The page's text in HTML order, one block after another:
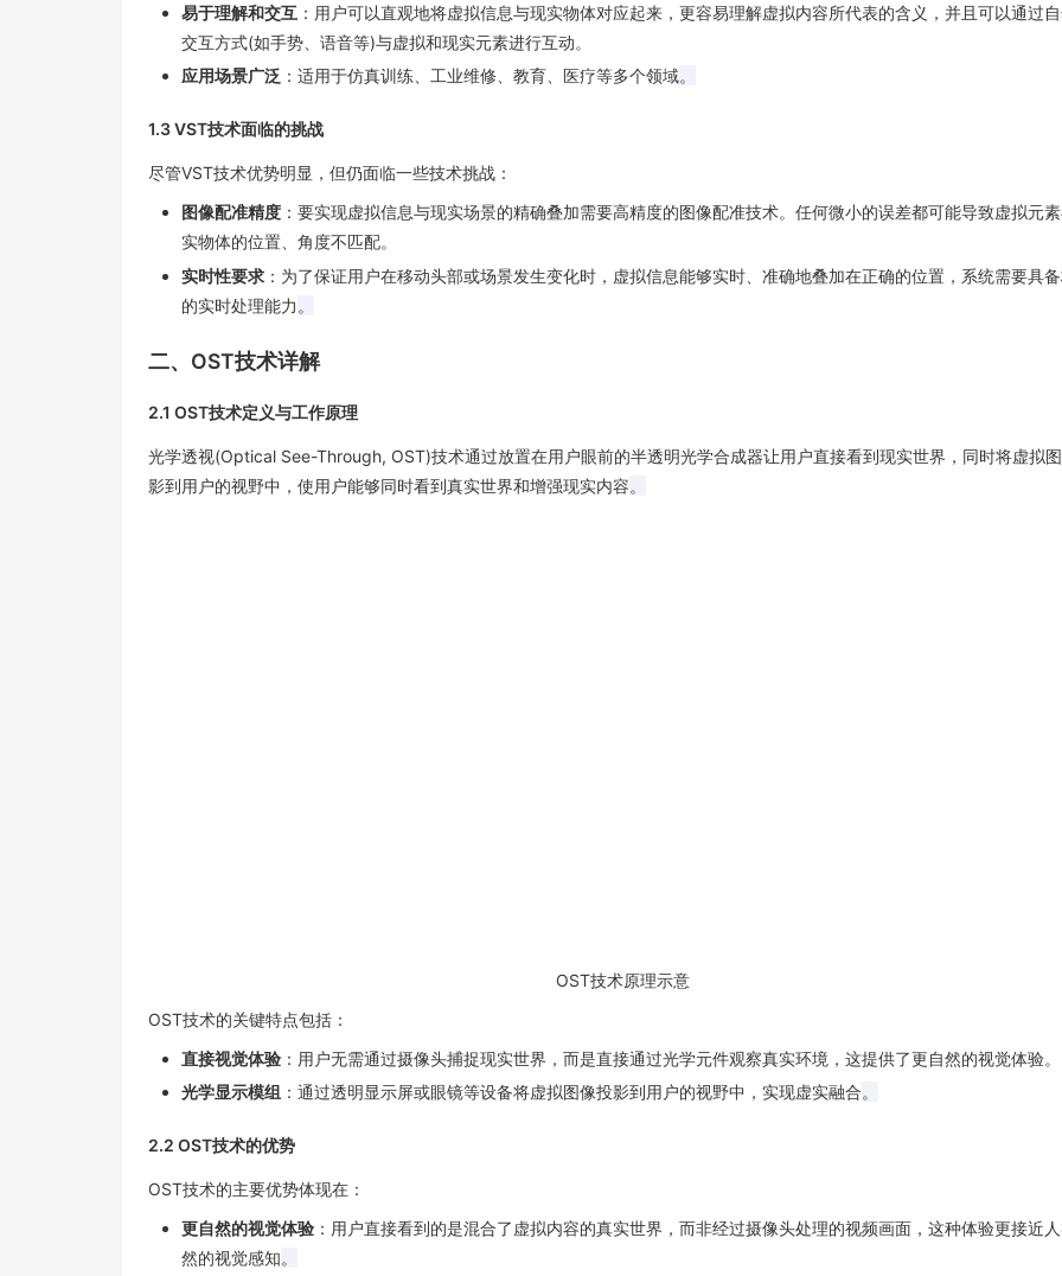
易于理解和交互 ：用户可以直观地将虚拟信息与现实物体对应起来，更容易理解虚拟内容所代表的含义，并且可以通过
交互方式(如手势、语音等)与虚拟和现实元素进行互动。
应用场景广泛 ：适用于仿真训练、工业维修、教育、医疗等多个领域。
1.3 VST技术面临的挑战
尽管VST技术优势明显，但仍面临一些技术挑战：
图像配准精度 ：要实现虚拟信息与现实场景的精确叠加需要高精度的图像配准技术。任何微小的误差都可能导致虚拟元
实物体的位置、角度不匹配。
实时性要求 ：为了保证用户在移动头部或场景发生变化时，虚拟信息能够实时、准确地叠加在正确的位置，系统需要具
的实时处理能力 。
二、 OST技术详解
2.1 OST技术定义与工作原理
光学透视(Optical See-Through, OST)技术通过放置在用户眼前的半透明光学合成器让用户直接看到现实世界，同时将虚拟
影到用户的视野中，使用户能够同时看到真实世界和增强现实内容。
OST技术原理示意
OST技术的关键特点包括：
直接视觉体验 ：用户无需通过摄像头捕捉现实世界，而是直接通过光学元件观察真实环境，这提供了更自然的视觉体验。
光学显示模组 ：通过透明显示屏或眼镜等设备将虚拟图像投影到用户的视野中，实现虚实融合。
2.2 OST技术的优势
OST技术的主要优势体现在：
更自然的视觉体验 ：用户直接看到的是混合了虚拟内容的真实世界，而非经过摄像头处理的视频画面，这种体验更接近
然的视觉感知。